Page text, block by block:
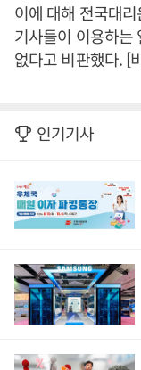
이에 대해 전국대
기사들이 이용하는
없다고 비판했다. [
인기기사